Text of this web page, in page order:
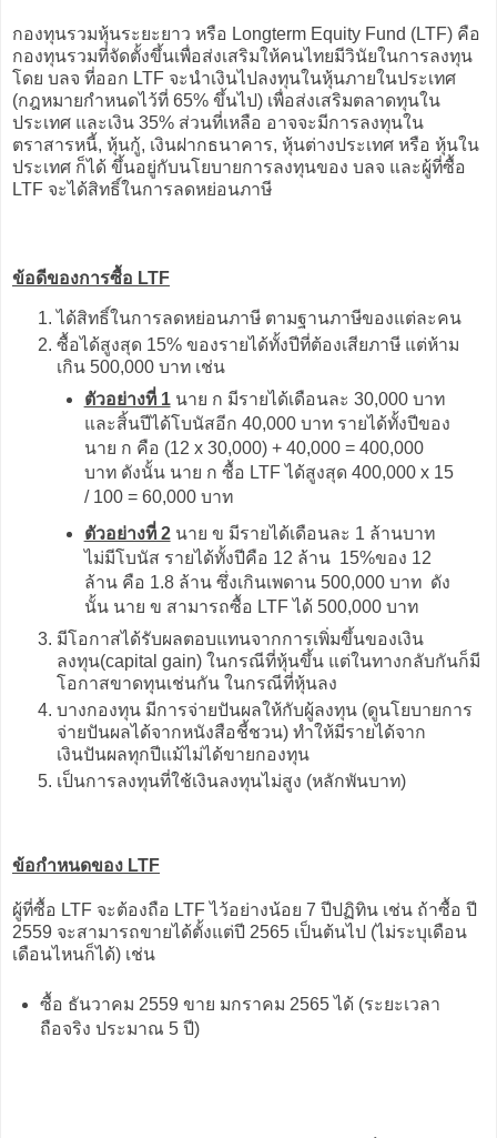
กองทุนรวมหุ้นระยะยาว หรือ Longterm Equity Fund (LTF) คือ
กองทุนรวมที่จัดตั้งขึ้นเพื่อส่งเสริมให้คนไทยมีวินัยในการลงทุน
โดย บลจ ที่ออก LTF จะนำเงินไปลงทุนในหุ้นภายในประเทศ
(กฎหมายกำหนดไว้ที่ 65% ขึ้นไป) เพื่อส่งเสริมตลาดทุนใน
ประเทศ และเงิน 35% ส่วนที่เหลือ อาจจะมีการลงทุนใน
ตราสารหนี้, หุ้นกู้, เงินฝากธนาคาร, หุ้นต่างประเทศ หรือ หุ้นใน
ประเทศ ก็ได้ ขึ้นอยู่กับนโยบายการลงทุนของ บลจ และผู้ที่ซื้อ
LTF จะได้สิทธิ์ในการลดหย่อนภาษี
ข้อดีของการซื้อ LTF
ได้สิทธิ์ในการลดหย่อนภาษี ตามฐานภาษีของแต่ละคน
ซื้อได้สูงสุด 15% ของรายได้ทั้งปีที่ต้องเสียภาษี แต่ห้าม
เกิน 500,000 บาท เช่น
ตัวอย่างที่ 1นาย ก มีรายได้เดือนละ 30,000 บาท
และสิ้นปีได้โบนัสอีก 40,000 บาท รายได้ทั้งปีของ
นาย ก คือ (12 x 30,000) + 40,000 = 400,000
บาท ดังนั้น นาย ก ซื้อ LTF ได้สูงสุด 400,000 x 15
/ 100 = 60,000 บาท
ตัวอย่างที่ 2นาย ข มีรายได้เดือนละ 1 ล้านบาท
ไม่มีโบนัส รายได้ทั้งปีคือ 12 ล้าน 15%ของ 12
ล้าน คือ 1.8 ล้าน ซึ่งเกินเพดาน 500,000 บาท ดัง
นั้น นาย ข สามารถซื้อ LTF ได้ 500,000 บาท
มีโอกาสได้รับผลตอบแทนจากการเพิ่มขึ้นของเงิน
ลงทุน(capital gain) ในกรณีที่หุ้นขึ้น แต่ในทางกลับกันก็มี
โอกาสขาดทุนเช่นกัน ในกรณีที่หุ้นลง
บางกองทุน มีการจ่ายปันผลให้กับผู้ลงทุน (ดูนโยบายการ
จ่ายปันผลได้จากหนังสือชี้ชวน) ทำให้มีรายได้จาก
เงินปันผลทุกปีแม้ไม่ได้ขายกองทุน
เป็นการลงทุนที่ใช้เงินลงทุนไม่สูง (หลักพันบาท)
ข้อกำหนดของ LTF
ผู้ที่ซื้อ LTF จะต้องถือ LTF ไว้อย่างน้อย 7 ปีปฏิทิน เช่น ถ้าซื้อ ปี
2559 จะสามารถขายได้ตั้งแต่ปี 2565 เป็นต้นไป (ไม่ระบุเดือน
เดือนไหนก็ได้) เช่น
ซื้อ ธันวาคม 2559 ขาย มกราคม 2565 ได้ (ระยะเวลา
ถือจริง ประมาณ 5 ปี)